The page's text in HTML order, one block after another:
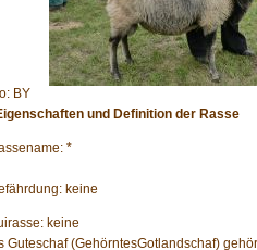
BY
und Definition der Rasse
*
keine
keine
Guteschaf (GehörntesGotlandschaf)